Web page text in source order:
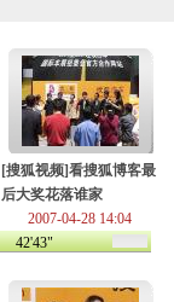
[搜狐视频]看搜狐博客最
后大奖花落谁家
2007-04-28 14:04
42'43"